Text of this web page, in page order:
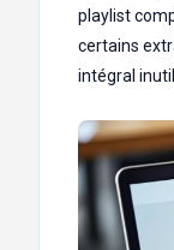
playlist
certains
intégral